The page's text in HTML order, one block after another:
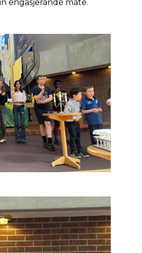
engasjerande måte.